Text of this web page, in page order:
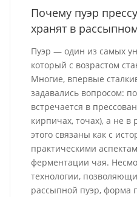
Почему пуэр
хранят в
Пуэр — один из самых
который с возрастом
Многие, впервые
задавались вопросом:
встречается в
кирпичах, точах), а не
этого связаны как с
практическими
ферментации чая.
технологии,
рассыпной пуэр, форма